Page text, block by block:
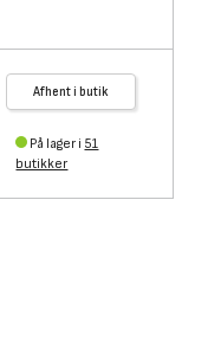
Afhent i butik
På lager i 51
butikker